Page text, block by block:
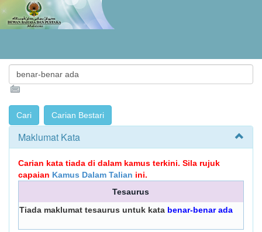
Maklumat Kata
Carian kata tiada di dalam kamus terkini. Sila rujuk
capaian Kamus Dalam Talian ini.
Tesaurus
Tiada maklumat tesaurus untuk kata benar-benar ada